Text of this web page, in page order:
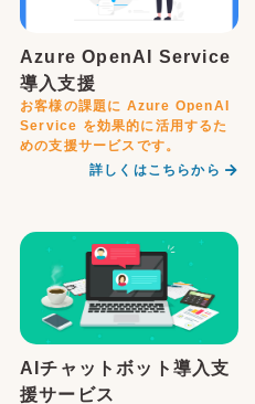
Azure OpenAI Service
導入支援
お客様の課題に Azure OpenAI
Service を効果的に活用するた
めの支援サービスです。
詳しくはこちらから
AIチャットボット導入支
援サービス